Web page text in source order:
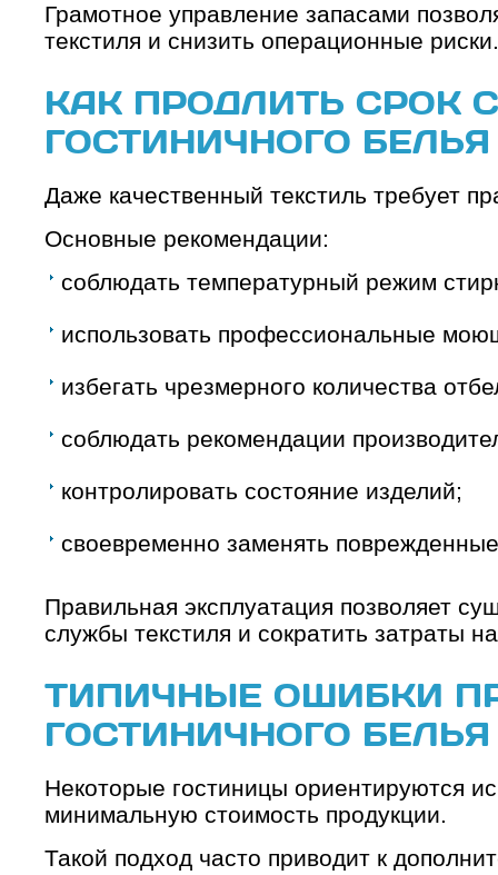
Грамотное управление запасами
текстиля и снизить операционные риски.
КАК ПРОДЛИТЬ СРОК
ГОСТИНИЧНОГО БЕЛЬЯ
Даже качественный текстиль требует
Основные рекомендации:
соблюдать температурный режим
использовать профессиональные
избегать чрезмерного количества
соблюдать рекомендации
контролировать состояние изделий;
своевременно заменять
Правильная эксплуатация позволяет
службы текстиля и сократить затраты
ТИПИЧНЫЕ ОШИБКИ
ГОСТИНИЧНОГО БЕЛЬЯ
Некоторые гостиницы ориентируются
минимальную стоимость продукции.
Такой подход часто приводит к